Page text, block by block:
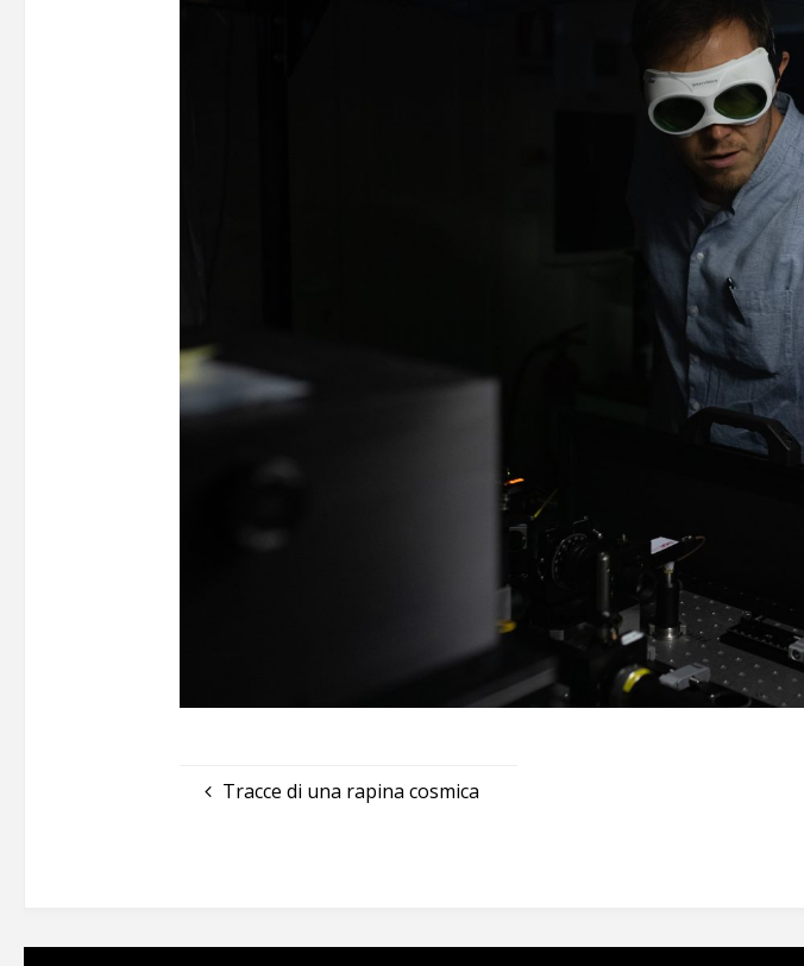
Tracce di una rapina cosmica